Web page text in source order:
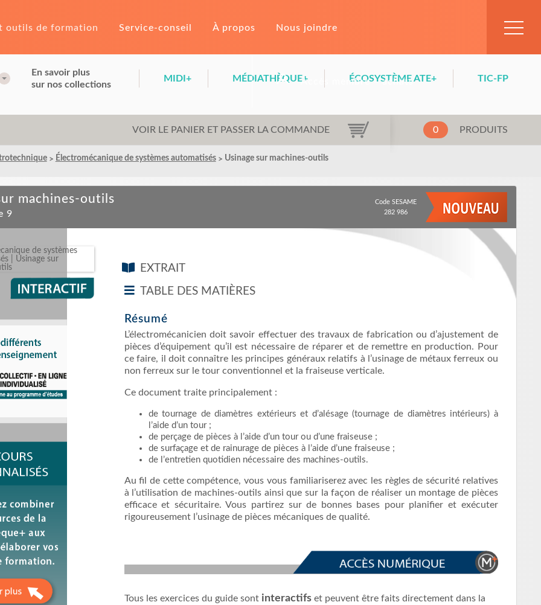
outils de formation
En savoir plus
sur nos collections
TIC-FP
ÉCOSYSTÈME ATE+
MÉDIATHÈQUE+
MIDI+
Service-conseil À propos Nous joindre
Accès membre – achats
VOIR LE PANIER ET PASSER LA COMMANDE 0 PRODUITS
Électromécanique de systèmes automatisés Usinage sur machines-outils
machines-outils
9
Code SESAME
282 986
EXTRAIT
TABLE DES MATIÈRES
Résumé
L’électromécanicien doit savoir effectuer des travaux de fabrication ou d’ajustement de
pièces d’équipement qu’il est nécessaire de réparer et de remettre en production. Pour
ce faire, il doit connaître les principes généraux relatifs à l’usinage de métaux ferreux ou
non ferreux sur le tour conventionnel et la fraiseuse verticale.
Ce document traite principalement :
de tournage de diamètres extérieurs et d’alésage (tournage de diamètres intérieurs) à
l’aide d’un tour ;
de perçage de pièces à l’aide d’un tour ou d’une fraiseuse ;
de surfaçage et de rainurage de pièces à l’aide d’une fraiseuse ;
de l’entretien quotidien nécessaire des machines-outils.
Au fil de cette compétence, vous vous familiariserez avec les règles de sécurité relatives
à l’utilisation de machines-outils ainsi que sur la façon de réaliser un montage de pièces
efficace et sécuritaire. Vous partirez sur de bonnes bases pour planifier et exécuter
rigoureusement l’usinage de pièces mécaniques de qualité.
Tous les exercices du guide sont interactifset peuvent être faits directement dans la